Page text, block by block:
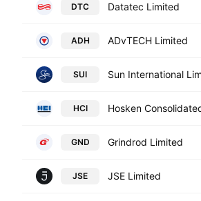
DTC Datatec Limited
ADH ADvTECH Limited
SUI Sun International
HCI
GND Grindrod Limited
JSE JSE Limited